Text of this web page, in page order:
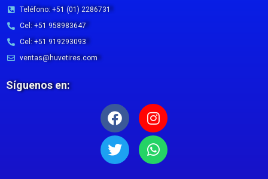
Teléfono: +51 (01) 2286731
Cel: +51 958983647
Cel: +51 919293093
ventas@huvetires.com
Síguenos en:
FacebookInstagram
TwitterWhatsapp